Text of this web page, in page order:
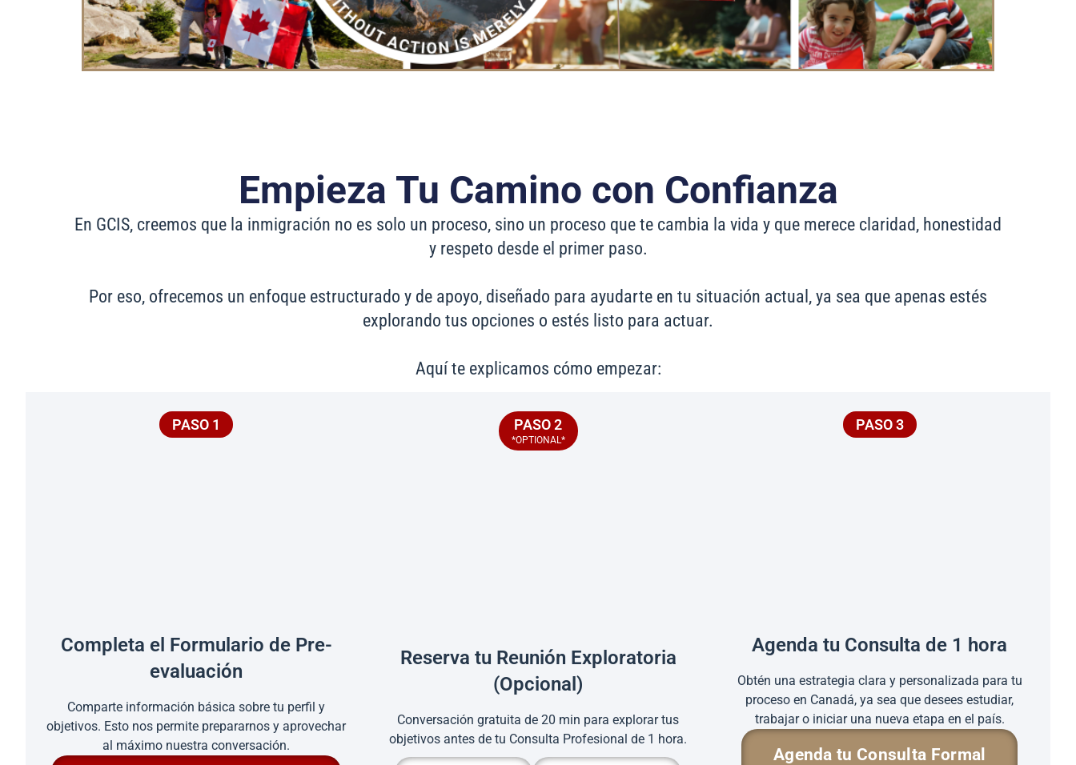
Empieza Tu Camino con Confianza
En GCIS, creemos que la inmigración no es solo un proceso, sino un proceso que te cambia la vida y que merece claridad, honestidad
y respeto desde el primer paso.
Por eso, ofrecemos un enfoque estructurado y de apoyo, diseñado para ayudarte en tu situación actual, ya sea que apenas estés
explorando tus opciones o estés listo para actuar.
Aquí te explicamos cómo empezar:
PASO 1
Completa el Formulario de Pre-
evaluación
Comparte información básica sobre tu perfil y
objetivos. Esto nos permite prepararnos y aprovechar
al máximo nuestra conversación.
PASO 2
*OPTIONAL*
Reserva tu Reunión Exploratoria
(Opcional)
Conversación gratuita de 20 min para explorar tus
objetivos antes de tu Consulta Profesional de 1 hora.
PASO 3
Agenda tu Consulta de 1 hora
Obtén una estrategia clara y personalizada para tu
proceso en Canadá, ya sea que desees estudiar,
trabajar o iniciar una nueva etapa en el país.
Agenda tu Consulta Formal